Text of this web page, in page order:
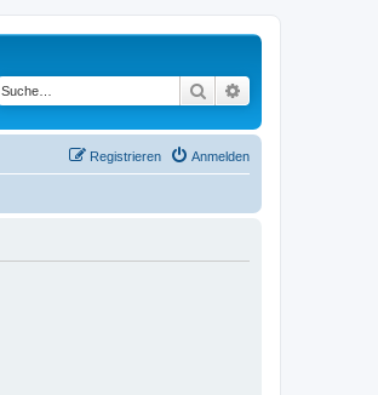
Suche
Anmelden
Registrieren